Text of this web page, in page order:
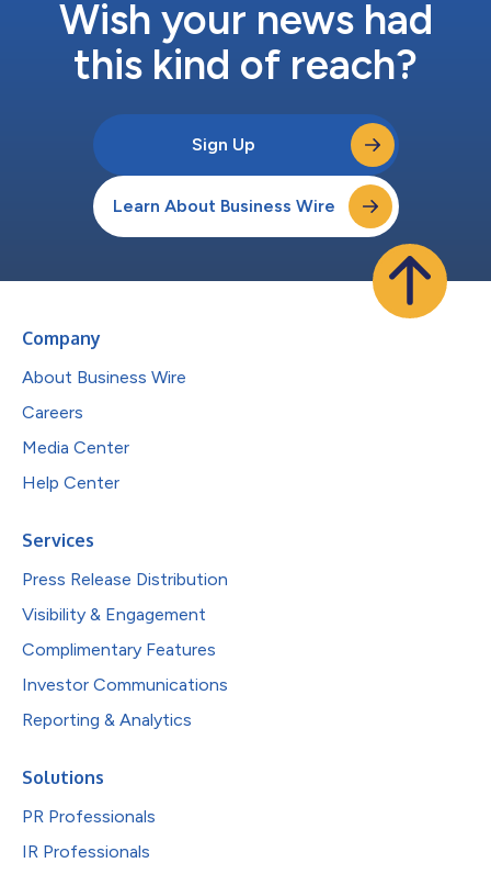
Wish your news had
this kind of reach?
Sign Up
Learn About Business Wire
Company
About Business Wire
Careers
Media Center
Help Center
Services
Press Release Distribution
Visibility & Engagement
Complimentary Features
Investor Communications
Reporting & Analytics
Solutions
PR Professionals
IR Professionals